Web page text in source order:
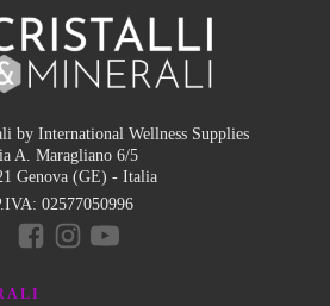
by International Wellness Supplies
A. Maragliano 6/5
Genova (GE) - Italia
02577050996